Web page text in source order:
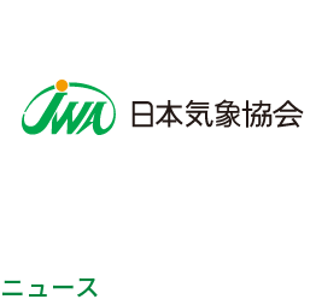
ニュース